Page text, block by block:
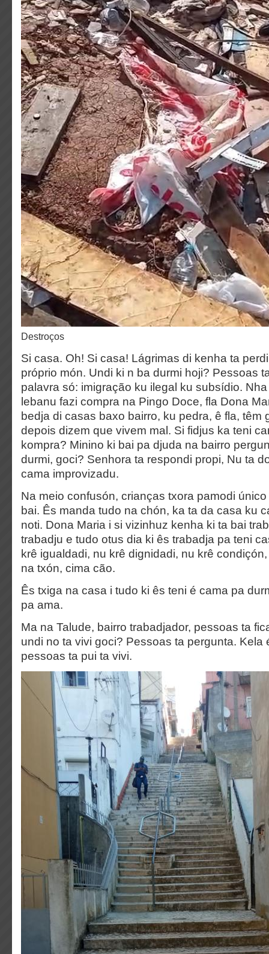
Destroços
Si casa. Oh! Si casa! Lágrimas di kenha ta
próprio món. Undi ki n ba durmi hoji? Pessoas
palavra só: imigração ku ilegal ku subsídio.
lebanu fazi compra na Pingo Doce, fla Dona
bedja di casas baxo bairro, ku pedra, ê fla, têm
depois dizem que vivem mal. Si fidjus ka teni
kompra? Minino ki bai pa djuda na bairro
durmi, goci? Senhora ta respondi propi, Nu ta
cama improvizadu.
Na meio confusón, crianças txora pamodi
bai. Ês manda tudo na chón, ka ta da casa ku
noti. Dona Maria i si vizinhuz kenha ki ta bai
trabadju e tudo otus dia ki ês trabadja pa teni
krê igualdadi, nu krê dignidadi, nu krê
na txón, cima cão.
Ês txiga na casa i tudo ki ês teni é cama pa
pa ama.
Ma na Talude, bairro trabadjador, pessoas ta
undi no ta vivi goci? Pessoas ta pergunta. Kela
pessoas ta pui ta vivi.